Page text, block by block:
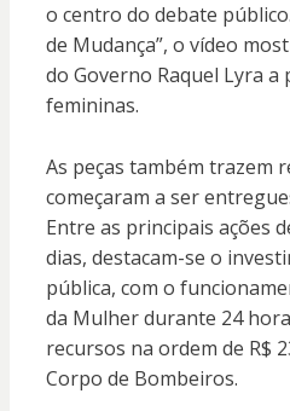
o centro do debate
de Mudança”, o vídeo
do Governo Raquel Lyra
femininas.
As peças também trazem
começaram a ser
Entre as principais ações
dias, destacam-se o
pública, com o
da Mulher durante 24
recursos na ordem de R$
Corpo de Bombeiros.